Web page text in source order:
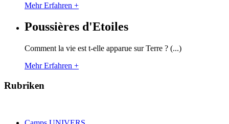
Mehr Erfahren +
Poussières d'Etoiles
Comment la vie est t-elle apparue sur Terre ? (...)
Mehr Erfahren +
Rubriken